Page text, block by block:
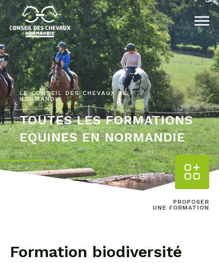
LE CONSEIL DES CHEVAUX DE
NORMANDIE
TOUTES LES FORMATIONS
EQUINES EN NORMANDIE
PROPOSER
UNE FORMATION
Formation biodiversité